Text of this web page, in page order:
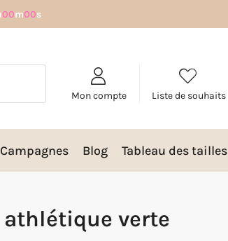
00m00s
Mon compte Liste de souhaits
Campagnes Blog Tableau des tailles
athlétique verte